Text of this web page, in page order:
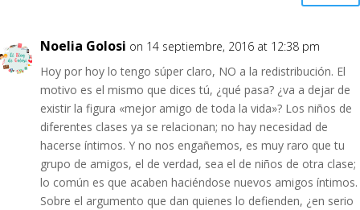
Noelia Golosi on 14 septiembre, 2016 at 12:38 pm
Hoy por hoy lo tengo súper claro, NO a la redistribución. El
motivo es el mismo que dices tú, ¿qué pasa? ¿va a dejar de
existir la figura «mejor amigo de toda la vida»? Los niños de
diferentes clases ya se relacionan; no hay necesidad de
hacerse íntimos. Y no nos engañemos, es muy raro que tu
grupo de amigos, el de verdad, sea el de niños de otra clase;
lo común es que acaben haciéndose nuevos amigos íntimos.
Sobre el argumento que dan quienes lo defienden, ¿en serio